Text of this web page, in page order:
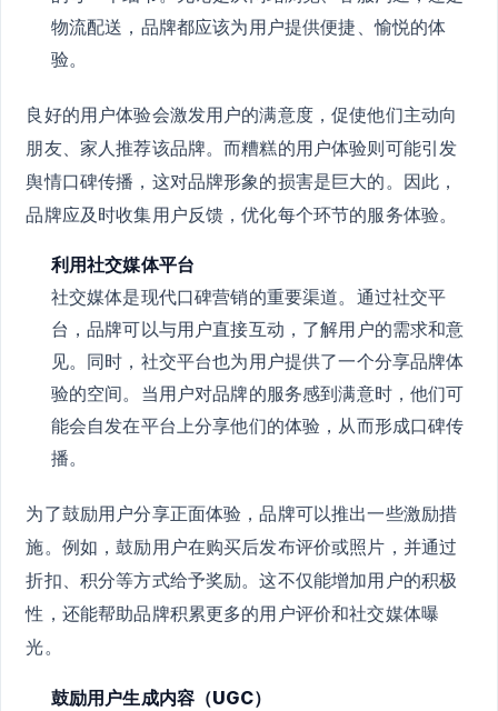
物流配送，品牌都应该为用户提供便捷、愉悦的体
验。
良好的用户体验会激发用户的满意度，促使他们主动向
朋友、家人推荐该品牌。而糟糕的用户体验则可能引发
舆情口碑传播，这对品牌形象的损害是巨大的。因此，
品牌应及时收集用户反馈，优化每个环节的服务体验。
利用社交媒体平台
社交媒体是现代口碑营销的重要渠道。通过社交平
台，品牌可以与用户直接互动，了解用户的需求和意
见。同时，社交平台也为用户提供了一个分享品牌体
验的空间。当用户对品牌的服务感到满意时，他们可
能会自发在平台上分享他们的体验，从而形成口碑传
播。
为了鼓励用户分享正面体验，品牌可以推出一些激励措
施。例如，鼓励用户在购买后发布评价或照片，并通过
折扣、积分等方式给予奖励。这不仅能增加用户的积极
性，还能帮助品牌积累更多的用户评价和社交媒体曝
光。
鼓励用户生成内容（UGC）